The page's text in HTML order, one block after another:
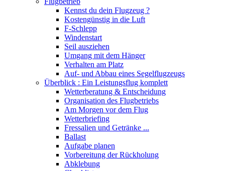
Kennst du dein Flugzeug ?
Kostengünstig in die Luft
F-Schlepp
Windenstart
Seil ausziehen
Umgang mit dem Hänger
Verhalten am Platz
Auf- und Abbau eines Segelflugzeugs
Überblick : Ein Leistungsflug komplett
Wetterberatung & Entscheidung
Organisation des Flugbetriebs
Am Morgen vor dem Flug
Wetterbriefing
Fressalien und Getränke ...
Ballast
Aufgabe planen
Vorbereitung der Rückholung
Abklebung